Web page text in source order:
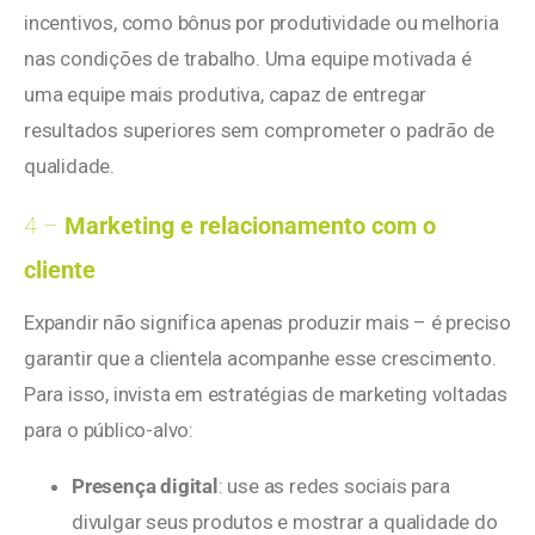
incentivos, como bônus por produtividade ou melhoria
nas condições de trabalho. Uma equipe motivada é
uma equipe mais produtiva, capaz de entregar
resultados superiores sem comprometer o padrão de
qualidade.
4 – Marketing e relacionamento com o
cliente
Expandir não significa apenas produzir mais – é preciso
garantir que a clientela acompanhe esse crescimento.
Para isso, invista em estratégias de marketing voltadas
para o público-alvo:
Presença digital: use as redes sociais para
divulgar seus produtos e mostrar a qualidade do